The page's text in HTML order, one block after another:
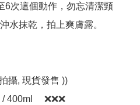
6次這個動作，勿忘清潔頸
水抹乾，拍上爽膚露。
攝, 現貨發售 ))
400ml     ❌❌❌